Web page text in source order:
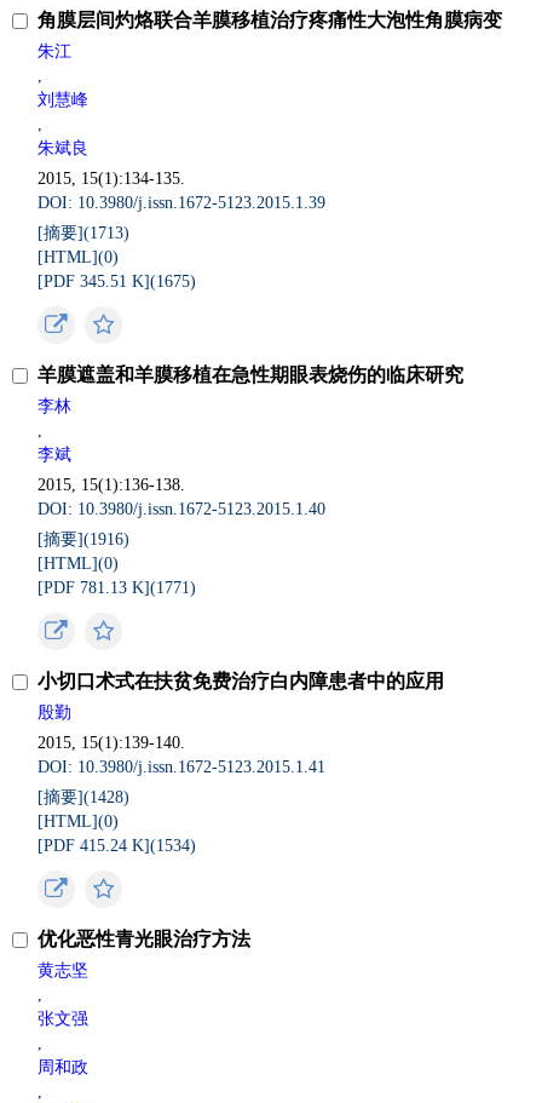
角膜层间灼烙联合羊膜移植治疗疼痛性大泡性角膜病变
朱江
,
刘慧峰
,
朱斌良
2015, 15(1):134-135.
DOI: 10.3980/j.issn.1672-5123.2015.1.39
[摘要](1713)
[HTML](0)
[PDF 345.51 K](1675)
羊膜遮盖和羊膜移植在急性期眼表烧伤的临床研究
李林
,
李斌
2015, 15(1):136-138.
DOI: 10.3980/j.issn.1672-5123.2015.1.40
[摘要](1916)
[HTML](0)
[PDF 781.13 K](1771)
小切口术式在扶贫免费治疗白内障患者中的应用
殷勤
2015, 15(1):139-140.
DOI: 10.3980/j.issn.1672-5123.2015.1.41
[摘要](1428)
[HTML](0)
[PDF 415.24 K](1534)
优化恶性青光眼治疗方法
黄志坚
,
张文强
,
周和政
,